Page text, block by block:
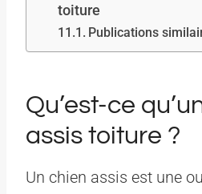
toiture
Publications
Qu’est-ce
assis toiture ?
Un chien assis est une